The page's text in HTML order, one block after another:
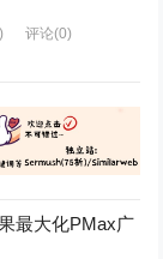
评论(0)
最大化PMax广